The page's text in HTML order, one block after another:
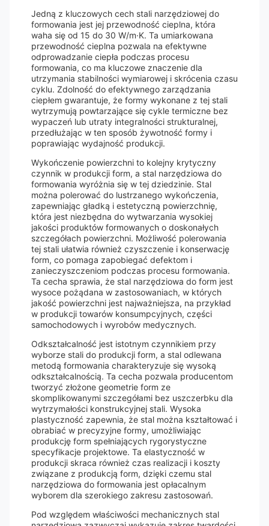
Jedną z kluczowych cech stali narzędziowej do
formowania jest jej przewodność cieplna, która
waha się od 15 do 30 W/m·K. Ta umiarkowana
przewodność cieplna pozwala na efektywne
odprowadzanie ciepła podczas procesu
formowania, co ma kluczowe znaczenie dla
utrzymania stabilności wymiarowej i skrócenia czasu
cyklu. Zdolność do efektywnego zarządzania
ciepłem gwarantuje, że formy wykonane z tej stali
wytrzymują powtarzające się cykle termiczne bez
wypaczeń lub utraty integralności strukturalnej,
przedłużając w ten sposób żywotność formy i
poprawiając wydajność produkcji.
Wykończenie powierzchni to kolejny krytyczny
czynnik w produkcji form, a stal narzędziowa do
formowania wyróżnia się w tej dziedzinie. Stal
można polerować do lustrzanego wykończenia,
zapewniając gładką i estetyczną powierzchnię,
która jest niezbędna do wytwarzania wysokiej
jakości produktów formowanych o doskonałych
szczegółach powierzchni. Możliwość polerowania
tej stali ułatwia również czyszczenie i konserwację
form, co pomaga zapobiegać defektom i
zanieczyszczeniom podczas procesu formowania.
Ta cecha sprawia, że ​​stal narzędziowa do form jest
wysoce pożądana w zastosowaniach, w których
jakość powierzchni jest najważniejsza, na przykład
w produkcji towarów konsumpcyjnych, części
samochodowych i wyrobów medycznych.
Odkształcalność jest istotnym czynnikiem przy
wyborze stali do produkcji form, a stal odlewana
metodą formowania charakteryzuje się wysoką
odkształcalnością. Ta cecha pozwala producentom
tworzyć złożone geometrie form ze
skomplikowanymi szczegółami bez uszczerbku dla
wytrzymałości konstrukcyjnej stali. Wysoka
plastyczność zapewnia, że ​​stal można kształtować i
obrabiać w precyzyjne formy, umożliwiając
produkcję form spełniających rygorystyczne
specyfikacje projektowe. Ta elastyczność w
produkcji skraca również czas realizacji i koszty
związane z produkcją form, dzięki czemu stal
narzędziowa do formowania jest opłacalnym
wyborem dla szerokiego zakresu zastosowań.
Pod względem właściwości mechanicznych stal